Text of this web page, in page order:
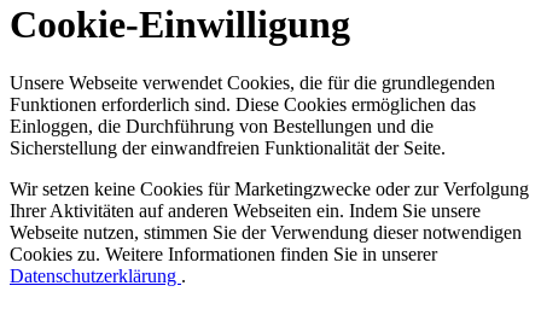
Cookie-Einwilligung
Unsere Webseite verwendet Cookies, die für die grundlegenden
Funktionen erforderlich sind. Diese Cookies ermöglichen das
Einloggen, die Durchführung von Bestellungen und die
Sicherstellung der einwandfreien Funktionalität der Seite.
Wir setzen keine Cookies für Marketingzwecke oder zur Verfolgung
Ihrer Aktivitäten auf anderen Webseiten ein. Indem Sie unsere
Webseite nutzen, stimmen Sie der Verwendung dieser notwendigen
Cookies zu. Weitere Informationen finden Sie in unserer
Datenschutzerklärung .